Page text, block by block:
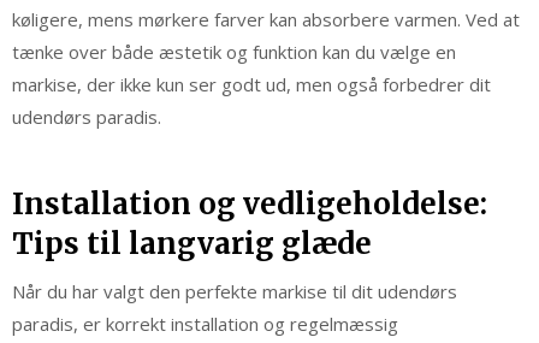
køligere, mens mørkere farver kan absorbere varmen. Ved at
tænke over både æstetik og funktion kan du vælge en
markise, der ikke kun ser godt ud, men også forbedrer dit
udendørs paradis.
Installation og vedligeholdelse:
Tips til langvarig glæde
Når du har valgt den perfekte markise til dit udendørs
paradis, er korrekt installation og regelmæssig